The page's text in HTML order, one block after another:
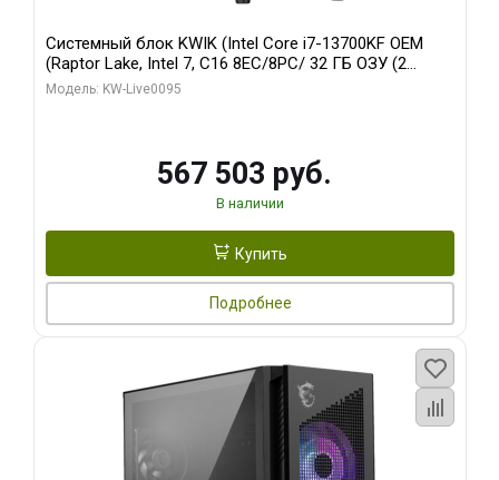
Системный блок KWIK (Intel Core i7-13700KF OEM
(Raptor Lake, Intel 7, C16 8EC/8PC/ 32 ГБ ОЗУ (2
модуля)/ Afox RTX4090 24GB GDDR6X 384-Bit 3xDP
Модель: KW-Live0095
567 503 руб.
В наличии
Купить
Подробнее